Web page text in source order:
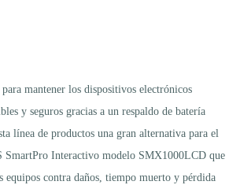
, para mantener los dispositivos electrónicos
y seguros gracias a un respaldo de batería
línea de productos una gran alternativa para el
SmartPro Interactivo modelo SMX1000LCD que
equipos contra daños, tiempo muerto y pérdida